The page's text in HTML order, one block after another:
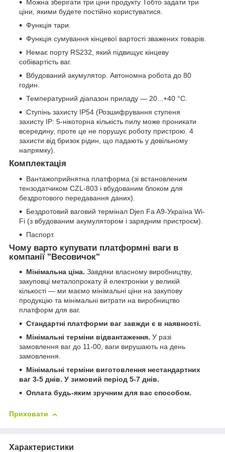
Можна зберігати три ціни продукту Тобто задати три
ціни, якими будете постійно користуватися.
Функція тари.
Функція сумування кінцевої вартості зважених товарів.
Немає порту RS232, який підвищує кінцеву
собівартість ваг.
Вбудований акумулятор. Автономна робота до 80
годин.
Температурний діапазон приладу — 20...+40 °C.
Ступінь захисту IP54 (Розшифрування ступеня
захисту IP: 5-нікоторна кількість пилу може проникати
всередину, проте це не порушує роботу пристрою. 4
захисти від бризок рідин, що падають у довільному
напрямку).
Комплектація
Вантажоприйнятна платформа (зі встановленим
тензодатчиком CZL-803 і вбудованим блоком для
бездротового передавання даних).
Бездротовий ваговий термінал Djen Fa A9-Україна Wi-
Fi (з вбудованим акумулятором і зарядним пристроєм).
Паспорт.
Чому варто купувати платформні ваги в
компанії "Весовичок"
Мінімальна ціна. Завдяки власному виробництву,
закуповці металопрокату й електроніки у великій
кількості — ми маємо мінімальні ціни на закупову
продукцію та мінімальні витрати на виробництво
платформ для ваг.
Стандартні платформи ваг завжди є в наявності.
Мінімальні терміни відвантаження. У разі
замовлення ваг до 11-00, ваги вирушають на день
замовлення.
Мінімальні терміни виготовлення нестандартних
ваг 3-5 днів. У зимовий період 5-7 днів.
Оплата будь-яким зручним для вас способом.
Приховати
Характеристики